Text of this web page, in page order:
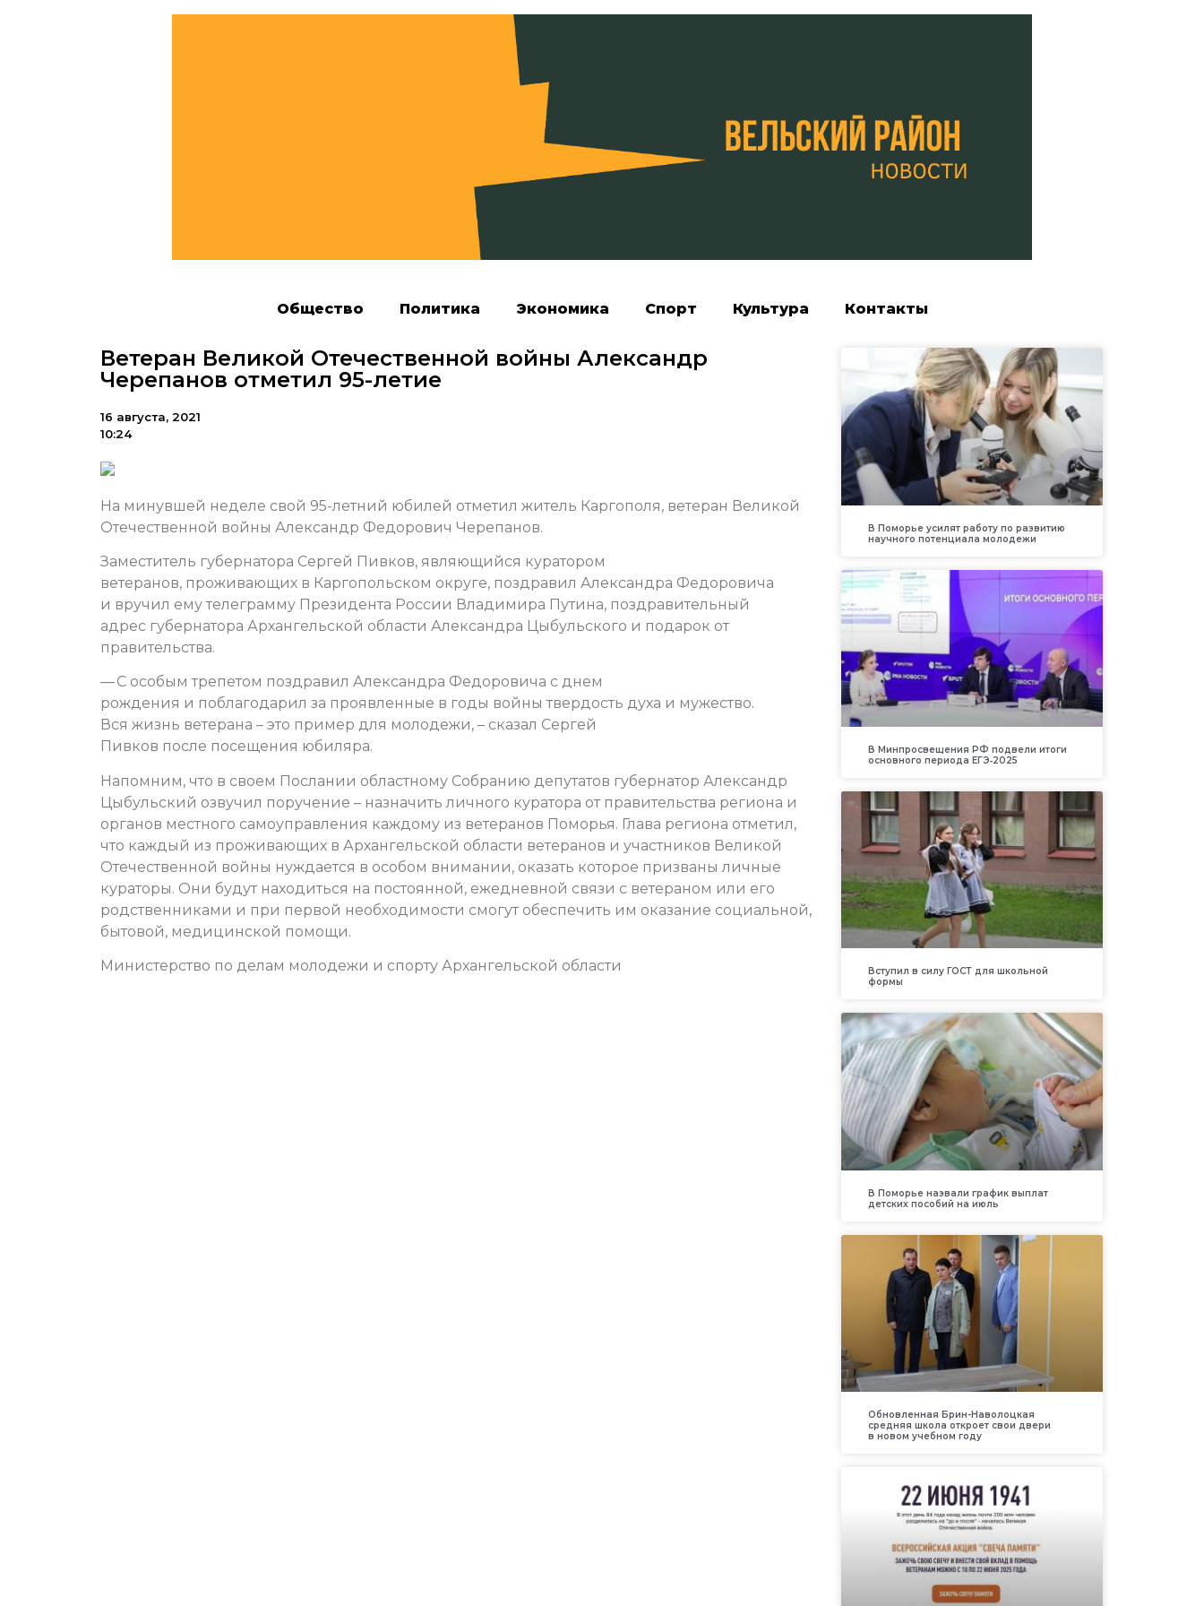
Общество Политика Экономика Спорт Культура Контакты
Ветеран Великой Отечественной войны Александр
Черепанов отметил 95-летие
16 августа, 2021
10:24
На минувшей неделе свой 95-летний юбилей отметил житель Каргополя, ветеран Великой
Отечественной войны Александр Федорович Черепанов.
Заместитель губернатора Сергей Пивков, являющийся куратором
ветеранов, проживающих в Каргопольском округе, поздравил Александра Федоровича
и вручил ему телеграмму Президента России Владимира Путина, поздравительный
адрес губернатора Архангельской области Александра Цыбульского и подарок от
правительства.
— С особым трепетом поздравил Александра Федоровича с днем
рождения и поблагодарил за проявленные в годы войны твердость духа и мужество.
Вся жизнь ветерана – это пример для молодежи, – сказал Сергей
Пивков после посещения юбиляра.
Напомним, что в своем Послании областному Собранию депутатов губернатор Александр
Цыбульский озвучил поручение – назначить личного куратора от правительства региона и
органов местного самоуправления каждому из ветеранов Поморья. Глава региона отметил,
что каждый из проживающих в Архангельской области ветеранов и участников Великой
Отечественной войны нуждается в особом внимании, оказать которое призваны личные
кураторы. Они будут находиться на постоянной, ежедневной связи с ветераном или его
родственниками и при первой необходимости смогут обеспечить им оказание социальной,
бытовой, медицинской помощи.
Министерство по делам молодежи и спорту Архангельской области
В Поморье усилят работу по развитию
научного потенциала молодежи
В Минпросвещения РФ подвели итоги
основного периода ЕГЭ‑2025
Вступил в силу ГОСТ для школьной
формы
В Поморье назвали график выплат
детских пособий на июль
Обновленная Брин-Наволоцкая
средняя школа откроет свои двери
в новом учебном году